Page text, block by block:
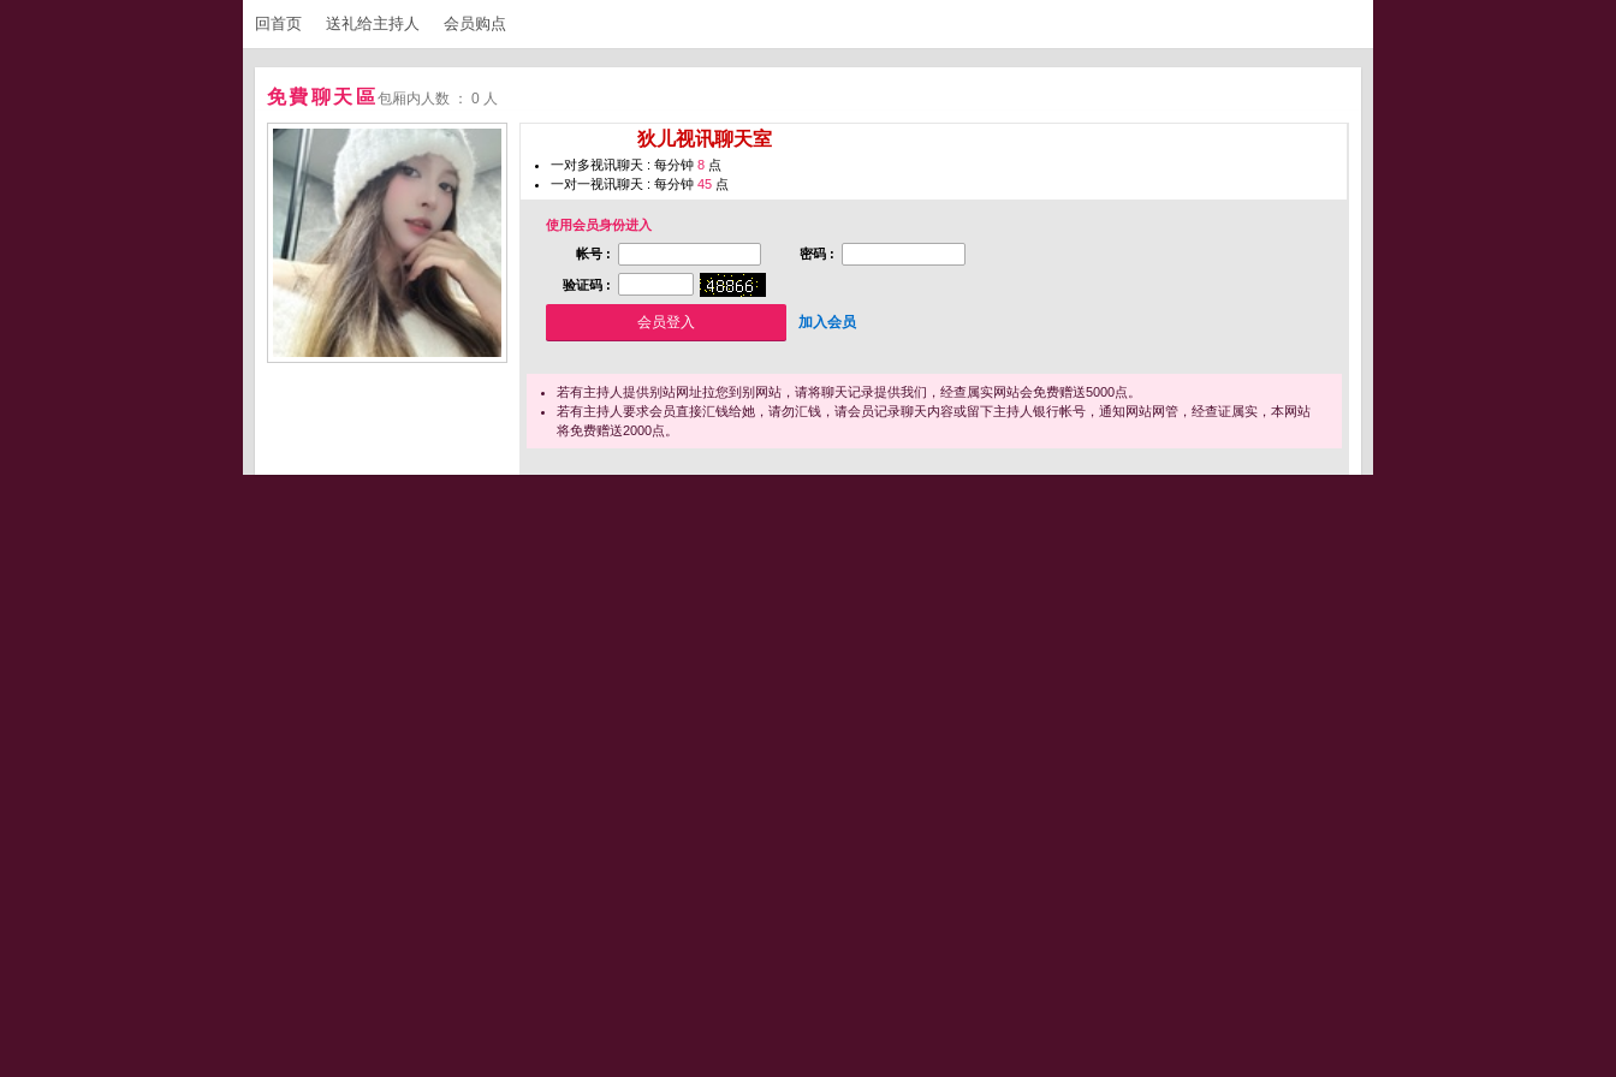
回首页 送礼给主持人 会员购点
免費聊天區包厢内人数 ： 0 人
狄儿视讯聊天室
一对多视讯聊天 : 每分钟 8 点
一对一视讯聊天 : 每分钟 45 点
使用会员身份进入
帐号 :
密码 :
验证码 :
加入会员
若有主持人提供别站网址拉您到别网站，请将聊天记录提供我们，经查属实网站会免费赠送5000点。
若有主持人要求会员直接汇钱给她，请勿汇钱，请会员记录聊天内容或留下主持人银行帐号，通知网站网管，经查证属实，本网站
将免费赠送2000点。